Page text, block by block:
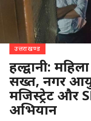
उत्तराखण्ड
हल्द्वानी:
सख्त, नगर
मजिस्ट्रेट और
अभियान